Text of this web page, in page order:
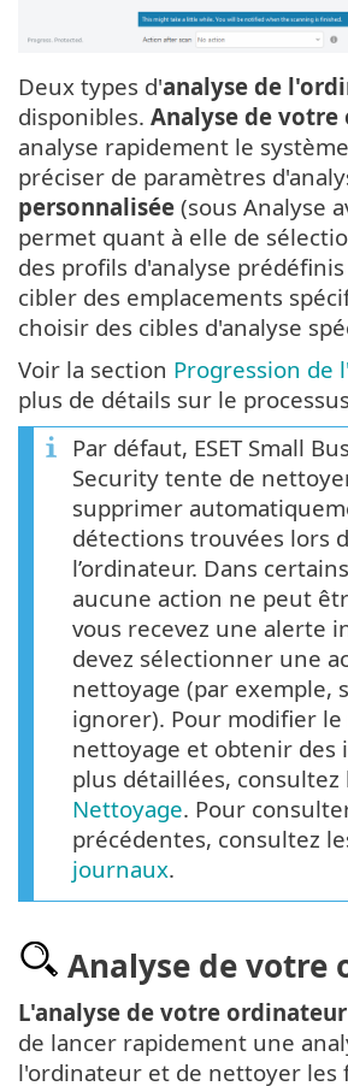
Deux types d'analyse de
disponibles. Analyse de
analyse rapidement le
préciser de paramètres
personnalisée (sous Analyse
permet quant à elle de
des profils d'analyse
cibler des emplacements
choisir des cibles d'analyse
Voir la section Progression de
plus de détails sur le
Par défaut, ESET Small
Security tente de
supprimer
détections trouvées lors
l’ordinateur. Dans
aucune action ne peut
vous recevez une alerte
devez sélectionner une
nettoyage (par exemple,
ignorer). Pour modifier le
nettoyage et obtenir des
plus détaillées,
Nettoyage. Pour
précédentes, consultez
journaux.
Analyse de votre
L'analyse de votre ordinateur
de lancer rapidement une
l'ordinateur et de nettoyer les